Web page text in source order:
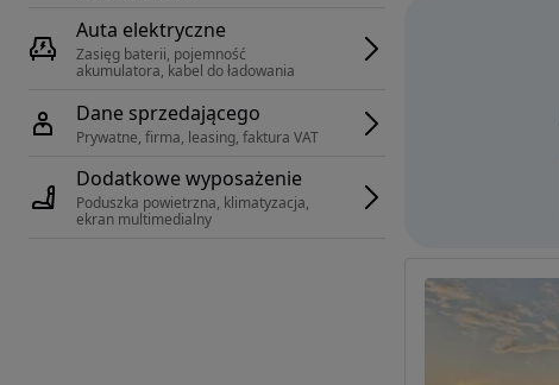
Auta elektryczne
Zasięg baterii, pojemność
akumulatora, kabel do ładowania
Dane sprzedającego
Prywatne, firma, leasing, faktura VAT
Dodatkowe wyposażenie
Poduszka powietrzna, klimatyzacja,
ekran multimedialny